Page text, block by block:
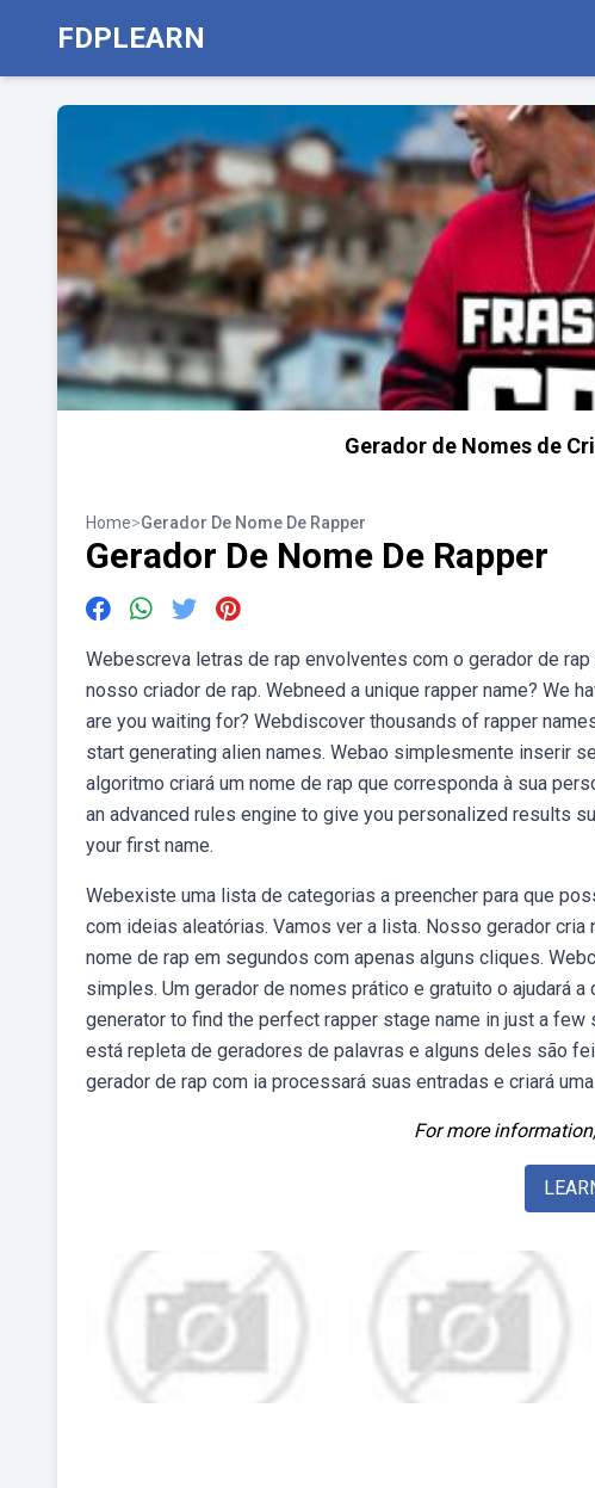
FDPLEARN
Gerador de Nomes de
Home>Gerador De Nome De Rapper
Gerador De Nome De Rapper
Webescreva letras de rap envolventes com o gerador de
nosso criador de rap. Webneed a unique rapper name? We
are you waiting for? Webdiscover thousands of rapper
start generating alien names. Webao simplesmente inserir
algoritmo criará um nome de rap que corresponda à sua
an advanced rules engine to give you personalized results
your first name.
Webexiste uma lista de categorias a preencher para que
com ideias aleatórias. Vamos ver a lista. Nosso gerador
nome de rap em segundos com apenas alguns cliques.
simples. Um gerador de nomes prático e gratuito o ajudará
generator to find the perfect rapper stage name in just a
está repleta de geradores de palavras e alguns deles são
gerador de rap com ia processará suas entradas e criará
For more